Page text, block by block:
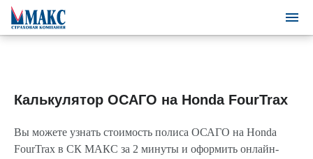
Калькулятор ОСАГО на Honda FourTrax
Вы можете узнать стоимость полиса ОСАГО на Honda
FourTrax в СК МАКС за 2 минуты и оформить онлайн-